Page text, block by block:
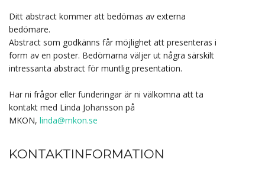
Ditt abstract kommer att bedömas av externa
bedömare.
Abstract som godkänns får möjlighet att presenteras i
form av en poster. Bedömarna väljer ut några särskilt
intressanta abstract för muntlig presentation.
Har ni frågor eller funderingar är ni välkomna att ta
kontakt med Linda Johansson på
MKON, linda@mkon.se
KONTAKTINFORMATION